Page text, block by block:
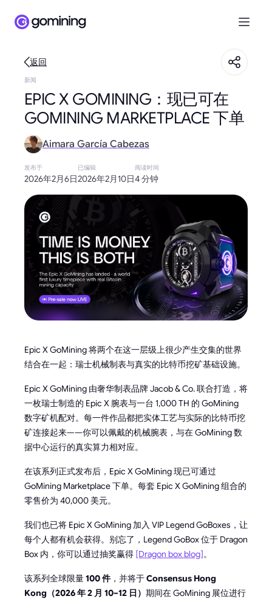
返回
新闻
EPIC X GOMINING：现已可在
GOMINING MARKETPLACE 下单
Aimara García Cabezas
发布于
2026年2月6日
已编辑
2026年2月10日
阅读时间
4 分钟
Epic X GoMining 将两个在这一层级上很少产生交集的世界
结合在一起：瑞士机械制表与真实的比特币挖矿基础设施。
Epic X GoMining 由奢华制表品牌 Jacob & Co. 联合打造，将
一枚瑞士制造的 Epic X 腕表与一台 1,000 TH 的 GoMining
数字矿机配对。每一件作品都把实体工艺与实际的比特币挖
矿连接起来——你可以佩戴的机械腕表，与在 GoMining 数
据中心运行的真实算力相对应。
在该系列正式发布后，Epic X GoMining 现已可通过
GoMining Marketplace 下单。每套 Epic X GoMining 组合的
零售价为 40,000 美元。
我们也已将 Epic X GoMining 加入 VIP Legend GoBoxes，让
每个人都有机会获得。别忘了，Legend GoBox 位于 Dragon
Box 内，你可以通过抽奖赢得 [Dragon box blog]。
该系列全球限量100 件 ，并将于Consensus Hong
Kong（2026 年 2 月 10–12 日） 期间在 GoMining 展位进行